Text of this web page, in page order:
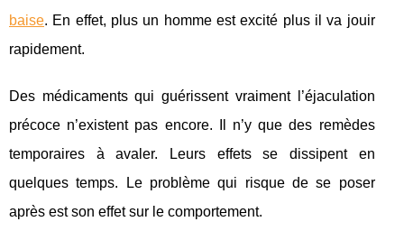
baise. En effet, plus un homme est excité plus il va jouir
rapidement.
Des médicaments qui guérissent vraiment l’éjaculation
précoce n’existent pas encore. Il n’y que des remèdes
temporaires à avaler. Leurs effets se dissipent en
quelques temps. Le problème qui risque de se poser
après est son effet sur le comportement.